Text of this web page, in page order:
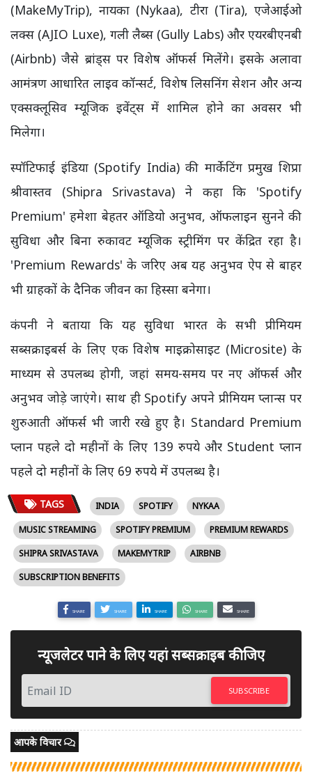
(MakeMyTrip), नायका (Nykaa), टीरा (Tira), एजेआईओ
लक्स (AJIO Luxe), गली लैब्स (Gully Labs) और एयरबीएनबी
(Airbnb) जैसे ब्रांड्स पर विशेष ऑफर्स मिलेंगे। इसके अलावा
आमंत्रण आधारित लाइव कॉन्सर्ट, विशेष लिसनिंग सेशन और अन्य
एक्सक्लूसिव म्यूजिक इवेंट्स में शामिल होने का अवसर भी
मिलेगा।
स्पॉटिफाई इंडिया (Spotify India) की मार्केटिंग प्रमुख शिप्रा
श्रीवास्तव (Shipra Srivastava) ने कहा कि 'Spotify
Premium' हमेशा बेहतर ऑडियो अनुभव, ऑफलाइन सुनने की
सुविधा और बिना रुकावट म्यूजिक स्ट्रीमिंग पर केंद्रित रहा है।
'Premium Rewards' के जरिए अब यह अनुभव ऐप से बाहर
भी ग्राहकों के दैनिक जीवन का हिस्सा बनेगा।
कंपनी ने बताया कि यह सुविधा भारत के सभी प्रीमियम
सब्सक्राइबर्स के लिए एक विशेष माइक्रोसाइट (Microsite) के
माध्यम से उपलब्ध होगी, जहां समय-समय पर नए ऑफर्स और
अनुभव जोड़े जाएंगे। साथ ही Spotify अपने प्रीमियम प्लान्स पर
शुरुआती ऑफर्स भी जारी रखे हुए है। Standard Premium
प्लान पहले दो महीनों के लिए 139 रुपये और Student प्लान
पहले दो महीनों के लिए 69 रुपये में उपलब्ध है।
TAGS INDIA SPOTIFY
NYKAA
MUSIC STREAMING
SPOTIFY PREMIUM
PREMIUM REWARDS
SHIPRA SRIVASTAVA
MAKEMYTRIP
AIRBNB
SUBSCRIPTION BENEFITS
SHARE SHARE SHARE SHARE SHARE
न्यूजलेटर पाने के लिए यहां सब्सक्राइब कीजिए
SUBSCRIBE
आपके विचार